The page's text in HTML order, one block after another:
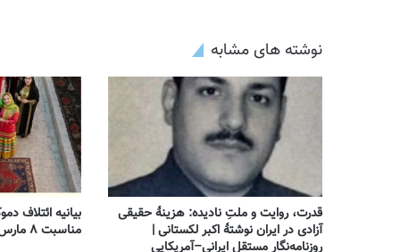
نوشته های مشابه
قدرت، روایت و ملتِ نادیده: هزینهٔ حقیقی
آزادی در ایران نوشتهٔ اکبر لکستانی |
روزنامه‌نگار مستقل ایرانی–آمریکایی
بیانیه ائتلاف
مناسبت ۸ مارس – روز جهانی زن